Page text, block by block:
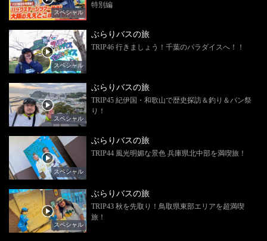
スペシャル
特別編
スペシャル
ぶらりバスの旅
TRIP46 行きましょう！千葉のパラダイスへ！！
スペシャル
ぶらりバスの旅
TRIP45 紀伊国・和歌山で歴史探訪＆釣り＆パン祭
り！
スペシャル
ぶらりバスの旅
TRIP44 風光明媚な景色 兵庫県北中部を満喫旅！
スペシャル
ぶらりバスの旅
TRIP43 秋を先取り！鳥取県東部エリアを超満喫
旅！